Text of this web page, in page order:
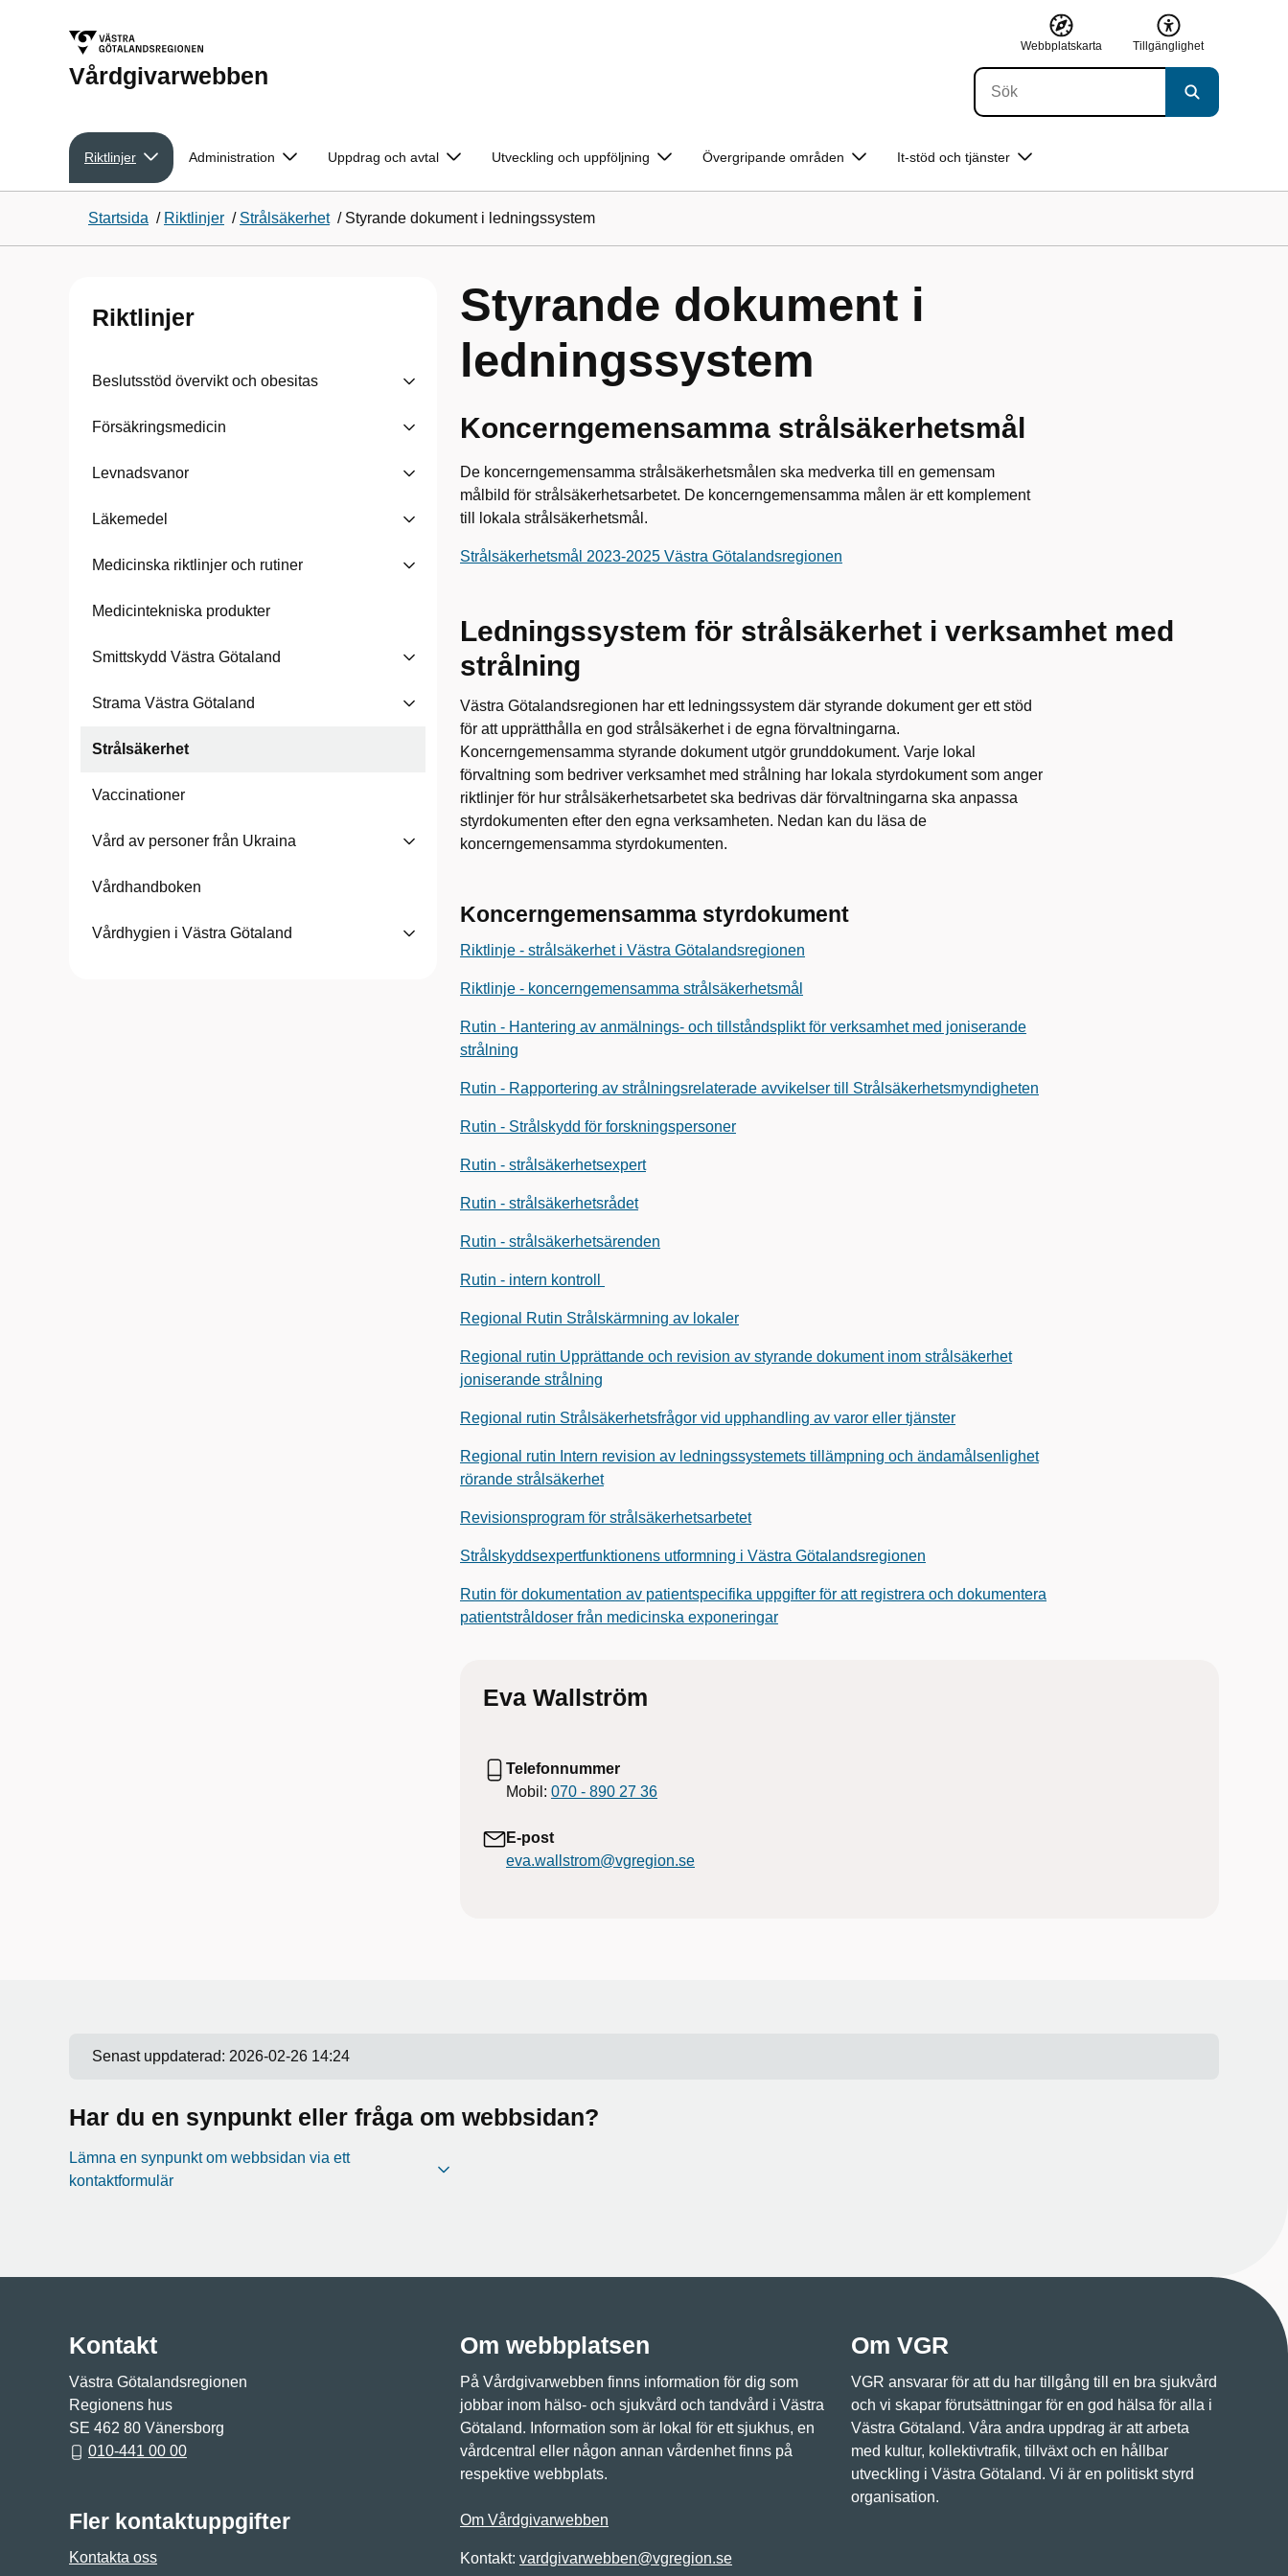
Vårdgivarwebben
Webbplatskarta Tillgänglighet
Riktlinjer Administration Uppdrag och avtal Utveckling och uppföljning Övergripande områden It-stöd och tjänster
Startsida / Riktlinjer / Strålsäkerhet / Styrande dokument i ledningssystem
Riktlinjer
Beslutsstöd övervikt och obesitas
Försäkringsmedicin
Levnadsvanor
Läkemedel
Medicinska riktlinjer och rutiner
Medicintekniska produkter
Smittskydd Västra Götaland
Strama Västra Götaland
Strålsäkerhet
Vaccinationer
Vård av personer från Ukraina
Vårdhandboken
Vårdhygien i Västra Götaland
Styrande dokument i
ledningssystem
Koncerngemensamma strålsäkerhetsmål
De koncerngemensamma strålsäkerhetsmålen ska medverka till en gemensam
målbild för strålsäkerhetsarbetet. De koncerngemensamma målen är ett komplement
till lokala strålsäkerhetsmål.
Strålsäkerhetsmål 2023-2025 Västra Götalandsregionen
Ledningssystem för strålsäkerhet i verksamhet med
strålning
Västra Götalandsregionen har ett ledningssystem där styrande dokument ger ett stöd
för att upprätthålla en god strålsäkerhet i de egna förvaltningarna.
Koncerngemensamma styrande dokument utgör grunddokument. Varje lokal
förvaltning som bedriver verksamhet med strålning har lokala styrdokument som anger
riktlinjer för hur strålsäkerhetsarbetet ska bedrivas där förvaltningarna ska anpassa
styrdokumenten efter den egna verksamheten. Nedan kan du läsa de
koncerngemensamma styrdokumenten.
Koncerngemensamma styrdokument
Riktlinje - strålsäkerhet i Västra Götalandsregionen
Riktlinje - koncerngemensamma strålsäkerhetsmål
Rutin - Hantering av anmälnings- och tillståndsplikt för verksamhet med joniserande
strålning
Rutin - Rapportering av strålningsrelaterade avvikelser till Strålsäkerhetsmyndigheten
Rutin - Strålskydd för forskningspersoner
Rutin - strålsäkerhetsexpert
Rutin - strålsäkerhetsrådet
Rutin - strålsäkerhetsärenden
Rutin - intern kontroll
Regional Rutin Strålskärmning av lokaler
Regional rutin Upprättande och revision av styrande dokument inom strålsäkerhet
joniserande strålning
Regional rutin Strålsäkerhetsfrågor vid upphandling av varor eller tjänster
Regional rutin Intern revision av ledningssystemets tillämpning och ändamålsenlighet
rörande strålsäkerhet
Revisionsprogram för strålsäkerhetsarbetet
Strålskyddsexpertfunktionens utformning i Västra Götalandsregionen
Rutin för dokumentation av patientspecifika uppgifter för att registrera och dokumentera
patientstråldoser från medicinska exponeringar
Eva Wallström
Telefonnummer
Mobil: 070 - 890 27 36
E-post
eva.wallstrom@vgregion.se
Senast uppdaterad: 2026-02-26 14:24
Har du en synpunkt eller fråga om webbsidan?
Lämna en synpunkt om webbsidan via ett
kontaktformulär
Kontakt
Västra Götalandsregionen
Regionens hus
SE 462 80 Vänersborg
010-441 00 00
Fler kontaktuppgifter
Kontakta oss
Om webbplatsen
På Vårdgivarwebben finns information för dig som
jobbar inom hälso- och sjukvård och tandvård i Västra
Götaland. Information som är lokal för ett sjukhus, en
vårdcentral eller någon annan vårdenhet finns på
respektive webbplats.
Om Vårdgivarwebben
Kontakt: vardgivarwebben@vgregion.se
Om VGR
VGR ansvarar för att du har tillgång till en bra sjukvård
och vi skapar förutsättningar för en god hälsa för alla i
Västra Götaland. Våra andra uppdrag är att arbeta
med kultur, kollektivtrafik, tillväxt och en hållbar
utveckling i Västra Götaland. Vi är en politiskt styrd
organisation.